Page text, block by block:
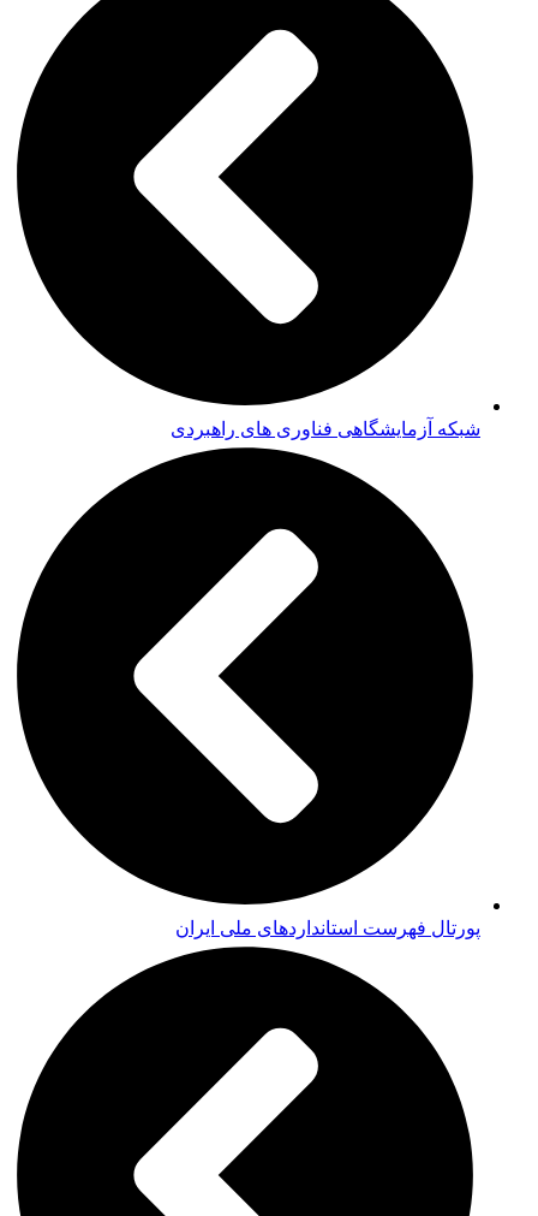
شبکه آزمایشگاهی فناوری های راهبردی
پورتال فهرست استانداردهای ملی ایران